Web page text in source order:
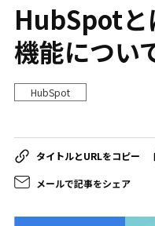
HubSpotと
機能につい
HubSpot
メールで記事をシェア